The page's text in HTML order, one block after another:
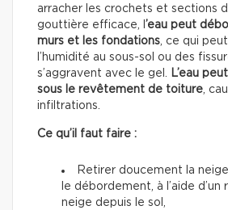
arracher les crochets et sections
gouttière efficace, l ’eau peut
murs et les fondations, ce qui
l’humidité au sous-sol ou des
s’aggravent avec le gel. L’eau
sous le revêtement de toiture,
infiltrations.
Ce qu’il faut faire :
Retirer doucement la
le débordement, à l’aide d’un
neige depuis le sol,